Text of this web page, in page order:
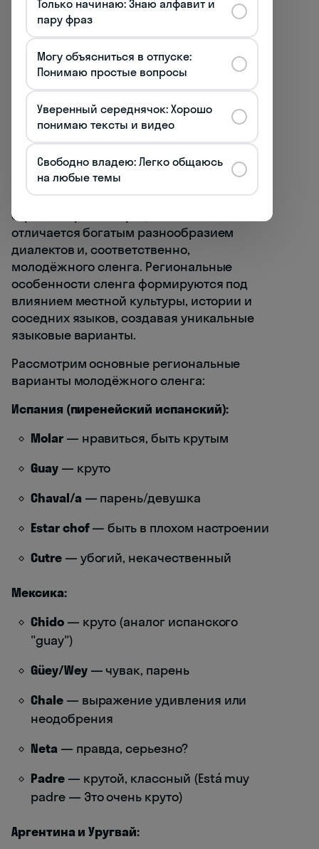
Региональные особенности
молодёжного испанского
Испанский язык, распространённый в 21
стране мира как официальный,
отличается богатым разнообразием
диалектов и, соответственно,
молодёжного сленга. Региональные
особенности сленга формируются под
влиянием местной культуры, истории и
соседних языков, создавая уникальные
языковые варианты.
Рассмотрим основные региональные
варианты молодёжного сленга:
Испания (пиренейский испанский):
Molar— нравиться, быть крутым
Guay— круто
Chaval/a — парень/девушка
Estar chof— быть в плохом настроении
Cutre— убогий, некачественный
Мексика:
Chido— круто (аналог испанского
"guay")
Güey/Wey— чувак, парень
Chale— выражение удивления или
неодобрения
Neta — правда, серьезно?
Padre— крутой, классный (Está muy
padre — Это очень круто)
Аргентина и Уругвай:
Только начинаю: Знаю алфавит и
пару фраз
Могу объясниться в отпуске:
Понимаю простые вопросы
Уверенный середнячок: Хорошо
понимаю тексты и видео
Свободно владею: Легко общаюсь
на любые темы